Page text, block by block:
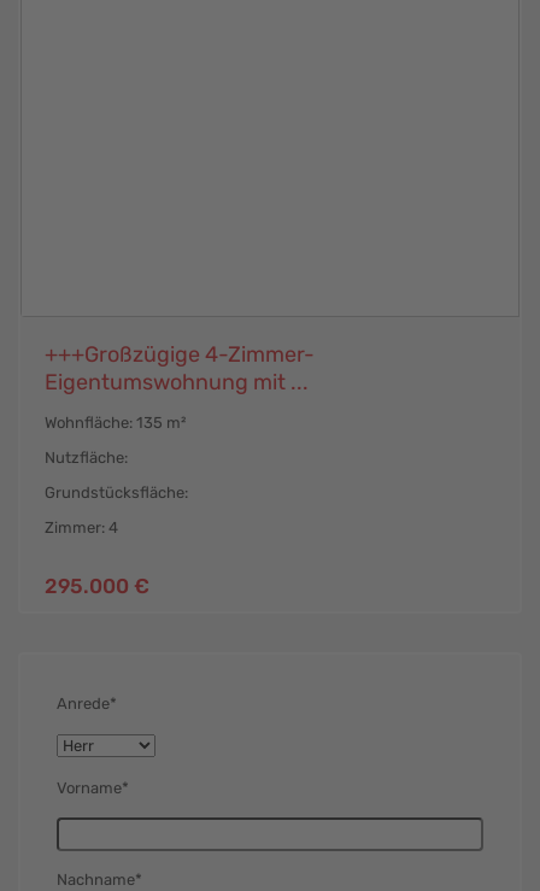
+++Großzügige 4-Zimmer-
Eigentumswohnung mit ...
Wohnfläche: 135 m²
Nutzfläche:
Grundstücksfläche:
Zimmer: 4
295.000 €
Anrede*
Vorname*
Nachname*